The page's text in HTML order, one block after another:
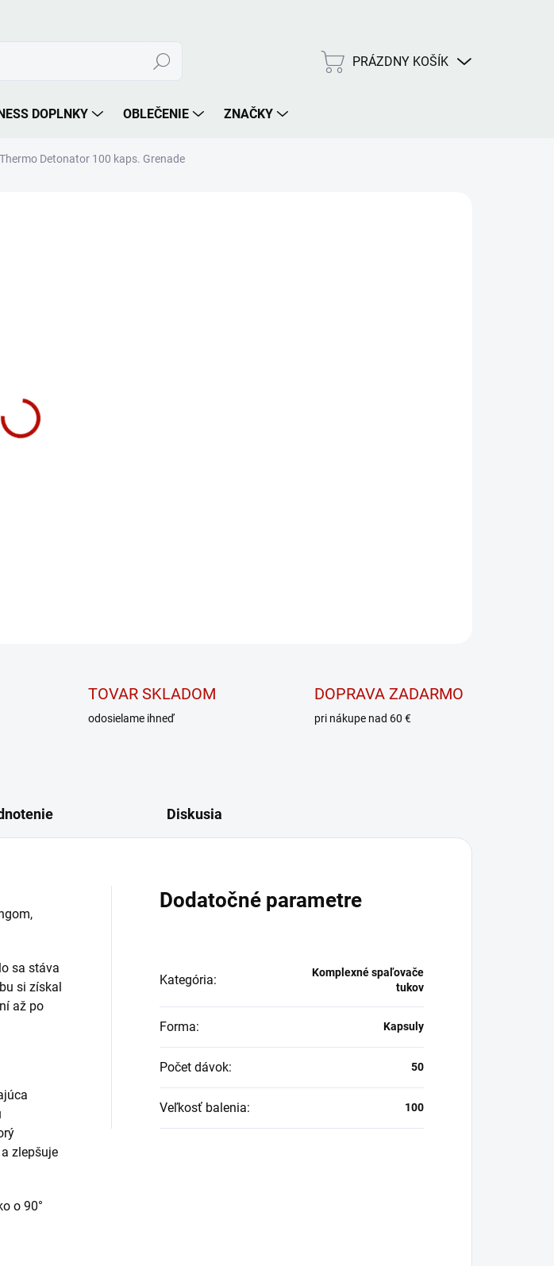
Hľadať
NÁKUPNÝ
PRÁZDNY KOŠÍK
DOPLNKY OBLEČENIE ZNAČKY
Detonator 100 kaps. Grenade
TOVAR SKLADOM
odosielame ihneď
DOPRAVA ZADARMO
pri nákupe nad 60 €
Diskusia
sa stáva
si získal
až po
zlepšuje
o 90°
Dodatočné parametre
Kategória:
Komplexné spaľovače
tukov
Forma: Kapsuly
Počet dávok: 50
Veľkosť balenia: 100